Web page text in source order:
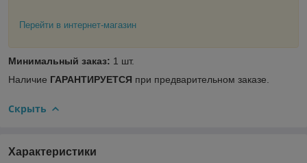
Перейти в интернет-магазин
Минимальный заказ: 1 шт.
Наличие ГАРАНТИРУЕТСЯ при предварительном заказе.
Скрыть
Характеристики